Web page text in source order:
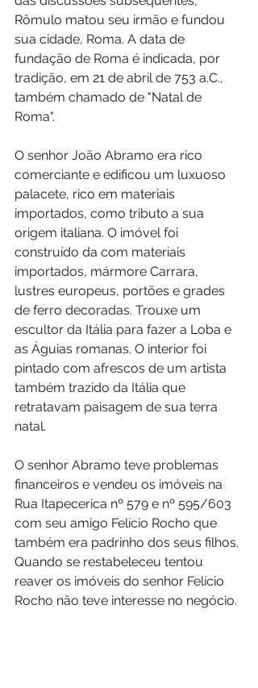
Rômulo matou seu irmão e fundou
sua cidade, Roma. A data de
fundação de Roma é indicada, por
tradição, em 21 de abril de 753 a.C.,
também chamado de "Natal de
Roma".
O senhor João Abramo era rico
comerciante e edificou um luxuoso
palacete, rico em materiais
importados, como tributo a sua
origem italiana. O imóvel foi
construído da com materiais
importados, mármore Carrara,
lustres europeus, portões e grades
de ferro decoradas. Trouxe um
escultor da Itália para fazer a Loba e
as Águias romanas. O interior foi
pintado com afrescos de um artista
também trazido da Itália que
retratavam paisagem de sua terra
natal.
O senhor Abramo teve problemas
financeiros e vendeu os imóveis na
Rua Itapecerica nº 579 e nº 595/603
com seu amigo Felício Rocho que
também era padrinho dos seus filhos.
Quando se restabeleceu tentou
reaver os imóveis do senhor Felício
Rocho não teve interesse no negócio.